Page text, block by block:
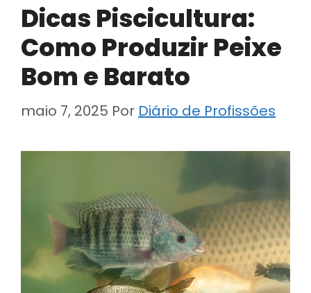
Dicas Piscicultura:
Como Produzir Peixe
Bom e Barato
maio 7, 2025 Por Diário de Profissões